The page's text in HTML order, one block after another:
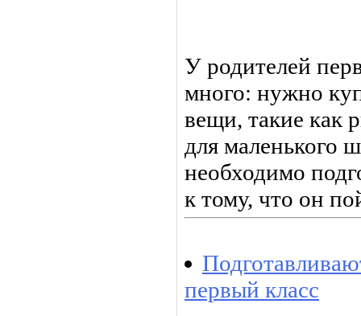
У родителей
много: нужно
вещи, такие как
для маленького
необходимо
к тому, что он
первый класс